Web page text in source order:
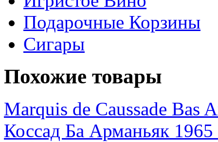
Подарочные Корзины
Сигары
Похожие товары
Marquis de Caussade Bas
Коссад Ба Арманьяк 1965